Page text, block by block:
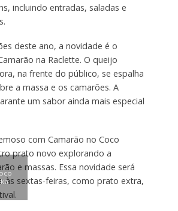
incluindo entradas, saladas e
deste ano, a novidade é o
na Raclette. O queijo
na frente do público, se espalha
a massa e os camarões. A
um sabor ainda mais especial
com Camarão no Coco
prato novo explorando a
e massas. Essa novidade será
às sextas-feiras, como prato extra,